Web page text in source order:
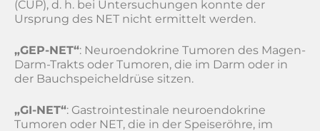
(CUP), d. h. bei Untersuchungen konnte der
Ursprung des NET nicht ermittelt werden.
„GEP-NET“: Neuroendokrine Tumoren des Magen-
Darm-Trakts oder Tumoren, die im Darm oder in
der Bauchspeicheldrüse sitzen.
„GI-NET“: Gastrointestinale neuroendokrine
Tumoren oder NET, die in der Speiseröhre, im